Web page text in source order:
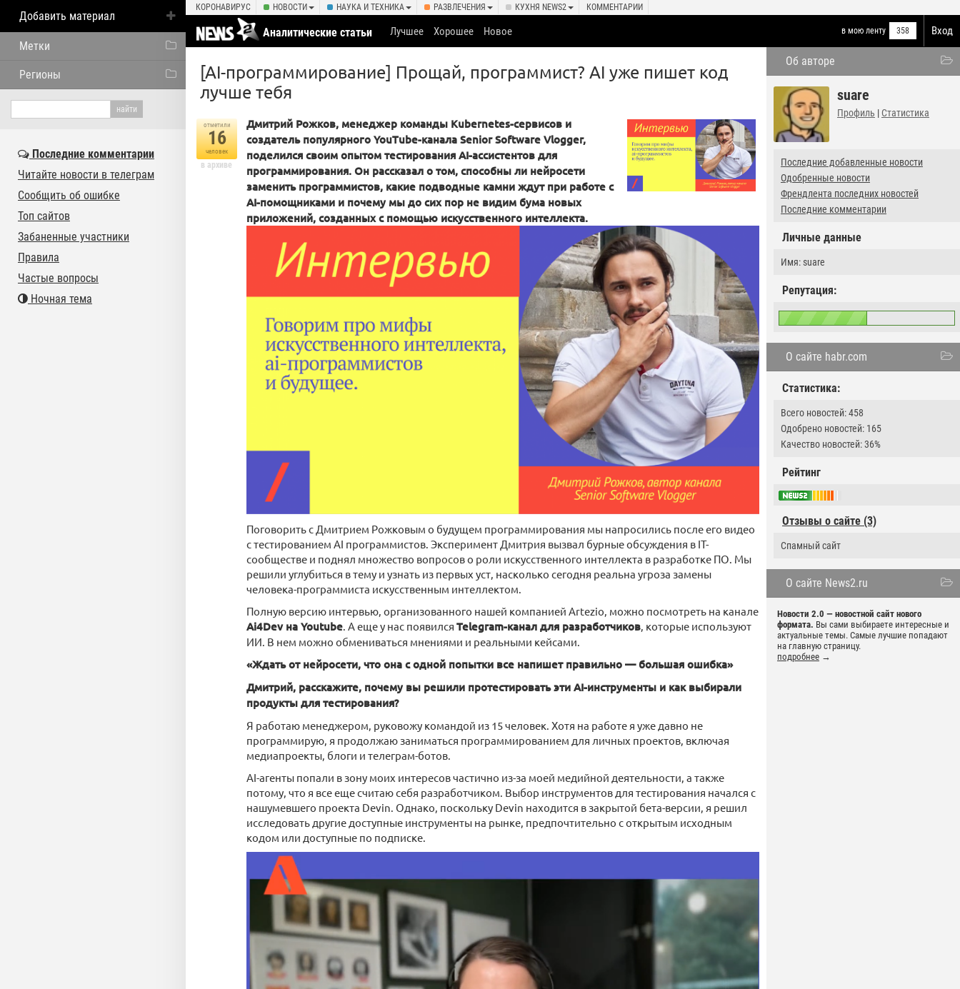
КОРОНАВИРУС НОВОСТИ НАУКА И ТЕХНИКА РАЗВЛЕЧЕНИЯ КУХНЯ NEWS2 КОММЕНТАРИИ
Вход
Аналитические статьи в мою ленту 358
Лучшее Хорошее Новое
Об авторе
suare
Профиль | Статистика
Последние добавленные новости
Одобренные новости
Френдлента последних новостей
Последние комментарии
Личные данные
Имя: suare
Репутация:
О сайте habr.com
Статистика:
Всего новостей: 458
Одобрено новостей: 165
Качество новостей: 36%
Рейтинг
Отзывы о сайте (3)
Спамный сайт
О сайте News2.ru
Новости 2.0 — новостной сайт нового
формата. Вы сами выбираете интересные и
актуальные темы. Самые лучшие попадают
на главную страницу.
подробнее →
[AI-программирование] Прощай, программист? AI уже пишет код
лучше тебя
отметили
16
человек
в архиве
Дмитрий Рожков, менеджер команды Kubernetes-сервисов и
создатель популярного YouTube-канала Senior Software Vlogger,
поделился своим опытом тестирования AI-ассистентов для
программирования. Он рассказал о том, способны ли нейросети
заменить программистов, какие подводные камни ждут при работе с
AI-помощниками и почему мы до сих пор не видим бума новых
приложений, созданных с помощью искусственного интеллекта.
Поговорить с Дмитрием Рожковым о будущем программирования мы напросились после его видео
с тестированием AI программистов. Эксперимент Дмитрия вызвал бурные обсуждения в IT-
сообществе и поднял множество вопросов о роли искусственного интеллекта в разработке ПО. Мы
решили углубиться в тему и узнать из первых уст, насколько сегодня реальна угроза замены
человека-программиста искусственным интеллектом.
Полную версию интервью, организованного нашей компанией Artezio, можно посмотреть на канале
Ai4Dev на Youtube . А еще у нас появился Telegram-канал для разработчиков , которые используют
ИИ. В нем можно обмениваться мнениями и реальными кейсами.
«Ждать от нейросети, что она с одной попытки все напишет правильно — большая ошибка»
Дмитрий, расскажите, почему вы решили протестировать эти AI-инструменты и как выбирали
продукты для тестирования?
Я работаю менеджером, руковожу командой из 15 человек. Хотя на работе я уже давно не
программирую, я продолжаю заниматься программированием для личных проектов, включая
медиапроекты, блоги и телеграм-ботов.
AI-агенты попали в зону моих интересов частично из-за моей медийной деятельности, а также
потому, что я все еще считаю себя разработчиком. Выбор инструментов для тестирования начался с
нашумевшего проекта Devin. Однако, поскольку Devin находится в закрытой бета-версии, я решил
исследовать другие доступные инструменты на рынке, предпочтительно с открытым исходным
кодом или доступные по подписке.
Добавить материал
Метки
Регионы
Последние комментарии
Читайте новости в телеграм
Сообщить об ошибке
Топ сайтов
Забаненные участники
Правила
Частые вопросы
Ночная тема